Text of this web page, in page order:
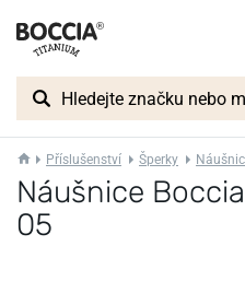
Příslušenství Šperky
Náušnice
05